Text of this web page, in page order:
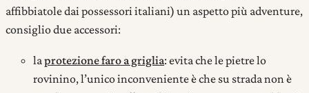
affibbiatole dai possessori italiani) un aspetto più adventure,
consiglio due accessori:
la protezione faro a griglia: evita che le pietre lo
rovinino, l’unico inconveniente è che su strada non è